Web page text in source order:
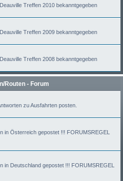
Treffen 2010 bekanntgegeben
Treffen 2009 bekanntgegeben
Treffen 2008 bekanntgegeben
Routen - Forum
zu Ausfahrten posten.
in Österreich gepostet !!! FORUMSREGEL
in Deutschland gepostet !!! FORUMSREGEL